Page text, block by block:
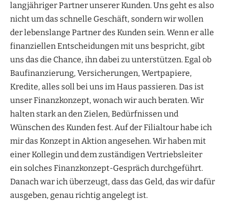
langjähriger Partner unserer Kunden. Uns geht es also
nicht um das schnelle Geschäft, sondern wir wollen
der lebenslange Partner des Kunden sein. Wenn er alle
finanziellen Entscheidungen mit uns bespricht, gibt
uns das die Chance, ihn dabei zu unterstützen. Egal ob
Baufinanzierung, Versicherungen, Wertpapiere,
Kredite, alles soll bei uns im Haus passieren. Das ist
unser Finanzkonzept, wonach wir auch beraten. Wir
halten stark an den Zielen, Bedürfnissen und
Wünschen des Kunden fest. Auf der Filialtour habe ich
mir das Konzept in Aktion angesehen. Wir haben mit
einer Kollegin und dem zuständigen Vertriebsleiter
ein solches Finanzkonzept-Gespräch durchgeführt.
Danach war ich überzeugt, dass das Geld, das wir dafür
ausgeben, genau richtig angelegt ist.